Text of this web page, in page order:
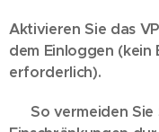
Aktivieren Sie das
dem Einloggen
erforderlich).
➡️ So vermeiden